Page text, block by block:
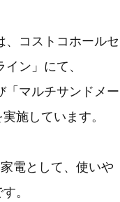
、コストコホールセ
ン」にて、
「マルチサンドメー
施しています。
電として、使いや
。